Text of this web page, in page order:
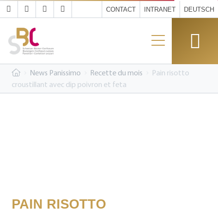
CONTACT INTRANET DEUTSCH
News Panissimo Recette du mois
Pain risotto
croustillant avec dip poivron et feta
PAIN RISOTTO